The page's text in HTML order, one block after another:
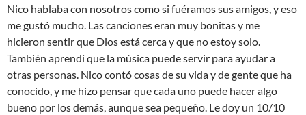
Nico hablaba con nosotros como si fuéramos sus amigos, y eso
me gustó mucho. Las canciones eran muy bonitas y me
hicieron sentir que Dios está cerca y que no estoy solo.
También aprendí que la música puede servir para ayudar a
otras personas. Nico contó cosas de su vida y de gente que ha
conocido, y me hizo pensar que cada uno puede hacer algo
bueno por los demás, aunque sea pequeño. Le doy un 10/10